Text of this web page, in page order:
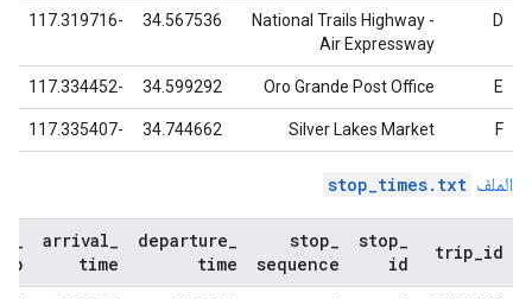
D
National Trails Highway -
Air Expressway
34.567536
-117.319716
E
Oro Grande Post Office
34.599292
-117.334452
F
Silver Lakes Market
34.744662
-117.335407
الملف stop_times.txt
trip id
stop
id
stop
sequence
departure
time
arrival
time